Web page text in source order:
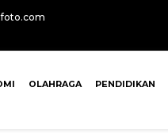
OLAHRAGA PENDIDIKAN